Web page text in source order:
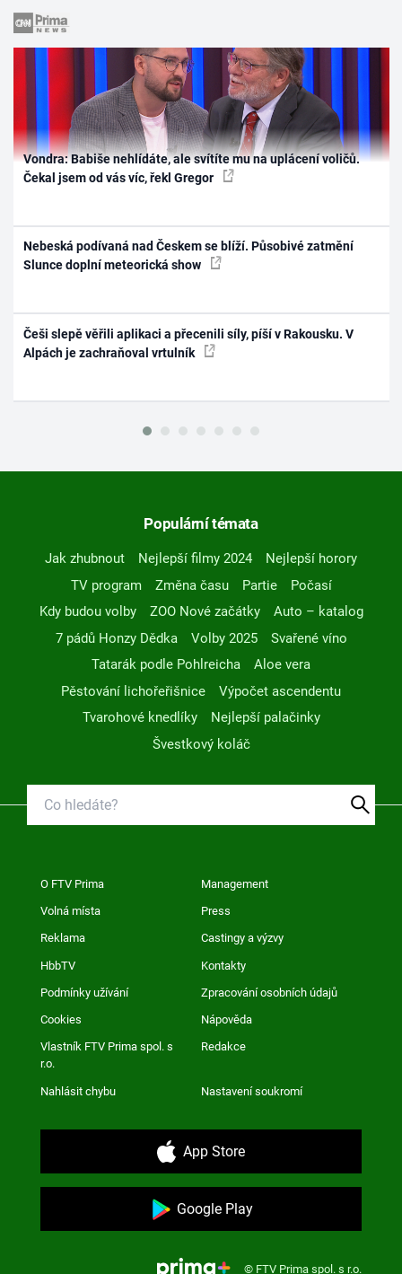
Vondra: Babiše nehlídáte, ale svítíte mu na uplácení voličů.
Čekal jsem od vás víc, řekl Gregor
Nebeská podívaná nad Českem se blíží. Působivé zatmění
Slunce doplní meteorická show
Češi slepě věřili aplikaci a přecenili síly, píší v Rakousku. V
Alpách je zachraňoval vrtulník
Populární témata
Jak zhubnout Nejlepší filmy 2024
Nejlepší horory
TV program
Změna času Partie
Počasí
Kdy budou volby
ZOO Nové začátky
Auto – katalog
7 pádů Honzy Dědka
Volby 2025
Svařené víno
Tatarák podle Pohlreicha
Aloe vera
Pěstování lichořeřišnice
Výpočet ascendentu
Tvarohové knedlíky
Nejlepší palačinky
Švestkový koláč
O FTV Prima Management
Volná místa Press
Reklama Castingy a výzvy
HbbTV Kontakty
Podmínky užívání Zpracování osobních údajů
Cookies Nápověda
Vlastník FTV Prima spol. s
r.o.
Redakce
Nahlásit chybu Nastavení soukromí
App Store
Google Play
© FTV Prima spol. s r.o.